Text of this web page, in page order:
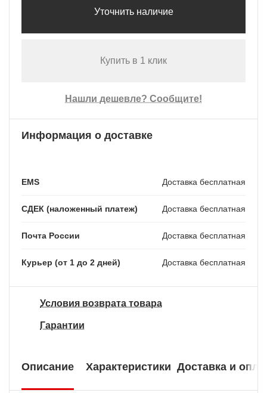
Уточнить наличие
Купить в 1 клик
Нашли дешевле? Сообщите!
Информация о доставке
EMS Доставка бесплатная
СДЕК (наложенный платеж) Доставка бесплатная
Почта России Доставка бесплатная
Курьер (от 1 до 2 дней) Доставка бесплатная
Условия возврата товара
Гарантии
Описание Характеристики Доставка и